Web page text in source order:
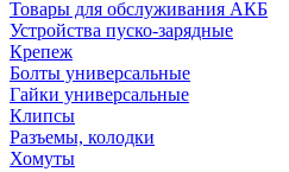
Товары для обслуживания АКБ
Устройства пуско-зарядные
Крепеж
Болты универсальные
Гайки универсальные
Клипсы
Разъемы, колодки
Хомуты